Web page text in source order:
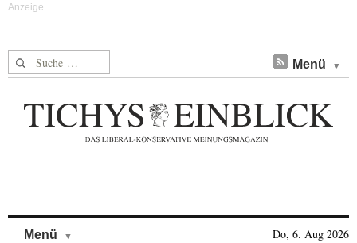
Suche nach: Menü
Menü Do, 6. Aug 2026